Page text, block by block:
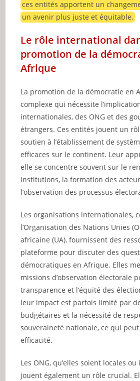
ces entités apportent un
un avenir plus juste et équitable.
Le rôle international
promotion de la
Afrique
La promotion de la démocratie en
complexe qui nécessite
internationales, des ONG et des
étrangers. Ces entités jouent un
soutien à l’établissement de
efficaces sur le continent. Leur
elle se concentre souvent sur le
institutions, la formation des
l’observation des processus
Les organisations internationales,
l’Organisation des Nations Unies
africaine (UA), fournissent des
plateforme pour discuter des
démocratiques en Afrique. Elles
missions d’observation électorale
transparence et l’équité des
leur impact est parfois limité par
budgétaires et la nécessité de
souveraineté nationale, ce qui
efficacité.
Les ONG, qu’elles soient locales
jouent également un rôle crucial.